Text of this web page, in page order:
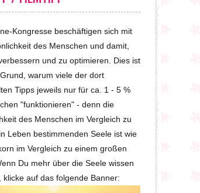
Kongresse beschäftigen sich mit
des Menschen und damit,
und zu optimieren. Dies ist
warum viele der dort
Tipps jeweils nur für ca. 1 - 5 %
"funktionieren" - denn die
des Menschen im Vergleich zu
Leben bestimmenden Seele ist wie
im Vergleich zu einem großen
Du mehr über die Seele wissen
klicke auf das folgende Banner: